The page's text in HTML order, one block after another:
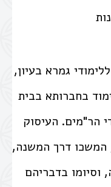
גמרא בעיון,
בחברותא בבית
הר"מים. העיסוק
דרך המשנה,
בדבריהם